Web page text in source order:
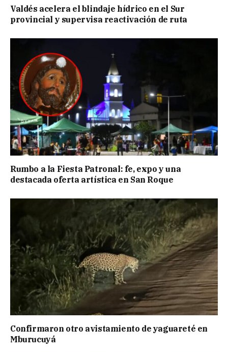
Valdés acelera el blindaje hídrico en el Sur
provincial y supervisa reactivación de ruta
Rumbo a la Fiesta Patronal: fe, expo y una
destacada oferta artística en San Roque
Confirmaron otro avistamiento de yaguareté en
Mburucuyá